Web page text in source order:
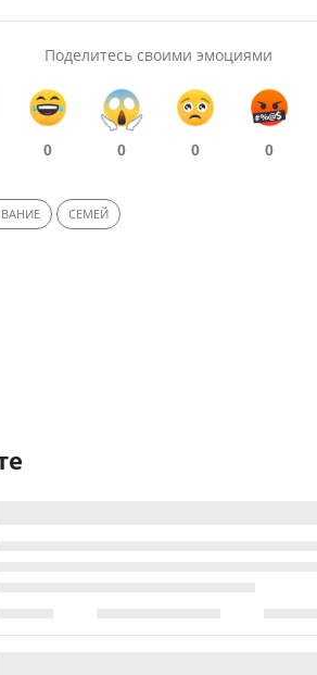
Поделитесь своими эмоциями
0 0 0 0
СЕМЕЙ